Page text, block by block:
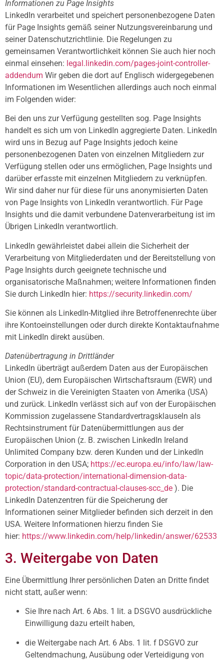
Informationen zu Page Insights
LinkedIn verarbeitet und speichert personenbezogene Daten
für Page Insights gemäß seiner Nutzungsvereinbarung und
seiner Datenschutzrichtlinie. Die Regelungen zu
gemeinsamen Verantwortlichkeit können Sie auch hier noch
einmal einsehen: legal.linkedin.com/pages-joint-controller-
addendum Wir geben die dort auf Englisch widergegebenen
Informationen im Wesentlichen allerdings auch noch einmal
im Folgenden wider:
Bei den uns zur Verfügung gestellten sog. Page Insights
handelt es sich um von LinkedIn aggregierte Daten. LinkedIn
wird uns in Bezug auf Page Insights jedoch keine
personenbezogenen Daten von einzelnen Mitgliedern zur
Verfügung stellen oder uns ermöglichen, Page Insights und
darüber erfasste mit einzelnen Mitgliedern zu verknüpfen.
Wir sind daher nur für diese für uns anonymisierten Daten
von Page Insights von LinkedIn verantwortlich. Für Page
Insights und die damit verbundene Datenverarbeitung ist im
Übrigen LinkedIn verantwortlich.
LinkedIn gewährleistet dabei allein die Sicherheit der
Verarbeitung von Mitgliederdaten und der Bereitstellung von
Page Insights durch geeignete technische und
organisatorische Maßnahmen; weitere Informationen finden
Sie durch LinkedIn hier: https://security.linkedin.com/
Sie können als LinkedIn-Mitglied ihre Betroffenenrechte über
ihre Kontoeinstellungen oder durch direkte Kontaktaufnahme
mit LinkedIn direkt ausüben.
Datenübertragung in Drittländer
LinkedIn überträgt außerdem Daten aus der Europäischen
Union (EU), dem Europäischen Wirtschaftsraum (EWR) und
der Schweiz in die Vereinigten Staaten von Amerika (USA)
und zurück. LinkedIn verlässt sich auf von der Europäischen
Kommission zugelassene Standardvertragsklauseln als
Rechtsinstrument für Datenübermittlungen aus der
Europäischen Union (z. B. zwischen LinkedIn Ireland
Unlimited Company bzw. deren Kunden und der LinkedIn
Corporation in den USA; https://ec.europa.eu/info/law/law-
topic/data-protection/international-dimension-data-
protection/standard-contractual-clauses-scc_de ). Die
LinkedIn Datenzentren für die Speicherung der
Informationen seiner Mitglieder befinden sich derzeit in den
USA. Weitere Informationen hierzu finden Sie
hier: https://www.linkedin.com/help/linkedin/answer/62533
3. Weitergabe von Daten
Eine Übermittlung Ihrer persönlichen Daten an Dritte findet
nicht statt, außer wenn:
Sie Ihre nach Art. 6 Abs. 1 lit. a DSGVO ausdrückliche
Einwilligung dazu erteilt haben,
die Weitergabe nach Art. 6 Abs. 1 lit. f DSGVO zur
Geltendmachung, Ausübung oder Verteidigung von